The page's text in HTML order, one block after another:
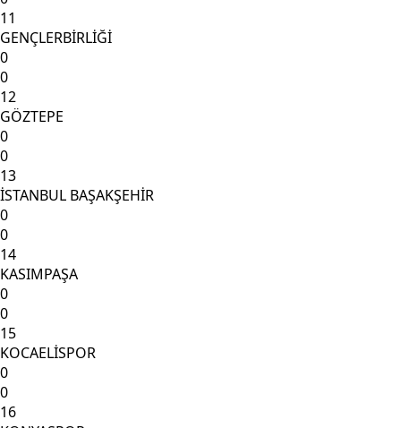
11
GENÇLERBİRLİĞİ
0
0
12
GÖZTEPE
0
0
13
İSTANBUL BAŞAKŞEHİR
0
0
14
KASIMPAŞA
0
0
15
KOCAELİSPOR
0
0
16